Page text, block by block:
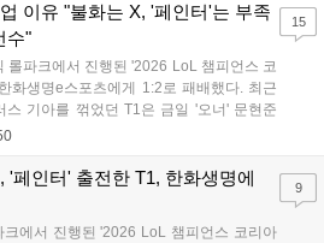
이유 "불화는 X, '페인터'는 부족
수"
롤파크에서 진행된 '2026 LoL 챔피언스 코
화생명e스포츠에게 1:2로 패배했다. 최근
스 기아를 꺾었던 T1은 금일 '오너' 문현준
은후를 투입시키는 강수를 뒀으나 결국
...
15
'페인터' 출전한 T1, 한화생명에
에서 진행된 '2026 LoL 챔피언스 코리아
9